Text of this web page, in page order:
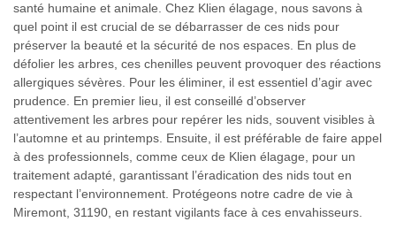
santé humaine et animale. Chez Klien élagage, nous savons à
quel point il est crucial de se débarrasser de ces nids pour
préserver la beauté et la sécurité de nos espaces. En plus de
défolier les arbres, ces chenilles peuvent provoquer des réactions
allergiques sévères. Pour les éliminer, il est essentiel d’agir avec
prudence. En premier lieu, il est conseillé d’observer
attentivement les arbres pour repérer les nids, souvent visibles à
l’automne et au printemps. Ensuite, il est préférable de faire appel
à des professionnels, comme ceux de Klien élagage, pour un
traitement adapté, garantissant l’éradication des nids tout en
respectant l’environnement. Protégeons notre cadre de vie à
Miremont, 31190, en restant vigilants face à ces envahisseurs.